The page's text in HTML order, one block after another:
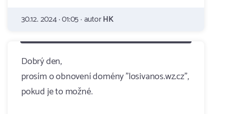
30.12. 2024 · 01:05 · autorHK
Dobrý den,
prosím o obnovení domény "losivanos.wz.cz",
pokud je to možné.